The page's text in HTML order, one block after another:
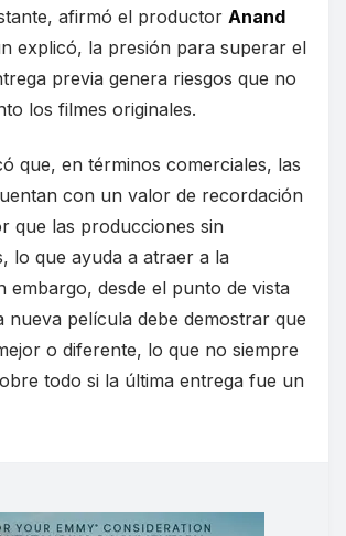
afirmó el productor Anand
explicó, la presión para superar el
previa genera riesgos que no
los filmes originales.
que, en términos comerciales, las
con un valor de recordación
que las producciones sin
lo que ayuda a atraer a la
embargo, desde el punto de vista
nueva película debe demostrar que
o diferente, lo que no siempre
todo si la última entrega fue un